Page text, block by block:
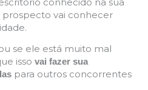
prospecto vai conhecer
se ele está muito mal
isso vai fazer sua
para outros concorrentes